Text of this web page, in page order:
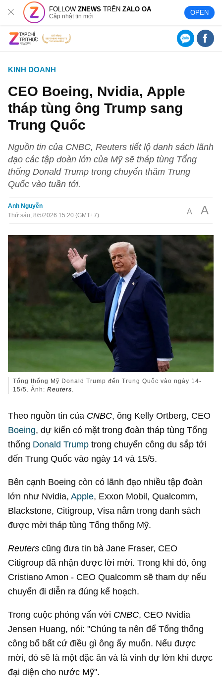
FOLLOWZNEWS TRÊNZALO OA
Cập nhật tin mới OPEN
KINH DOANH
CEO Boeing, Nvidia, Apple
tháp tùng ông Trump sang
Trung Quốc
Nguồn tin của CNBC, Reuters tiết lộ danh sách lãnh
đạo các tập đoàn lớn của Mỹ sẽ tháp tùng Tổng
thống Donald Trump trong chuyến thăm Trung
Quốc vào tuần tới.
Anh Nguyễn
Thứ sáu, 8/5/2026 15:20 (GMT+7)
A A
Tổng thống Mỹ Donald Trump đến Trung Quốc vào ngày 14-
15/5. Ảnh:Reuters.
Theo nguồn tin của CNBC, ông Kelly Ortberg, CEO
Boeing, dự kiến có mặt trong đoàn tháp tùng Tổng
thống Donald Trump trong chuyến công du sắp tới
đến Trung Quốc vào ngày 14 và 15/5.
Bên cạnh Boeing còn có lãnh đạo nhiều tập đoàn
lớn như Nvidia,Apple, Exxon Mobil, Qualcomm,
Blackstone, Citigroup, Visa nằm trong danh sách
được mời tháp tùng Tổng thống Mỹ.
Reuters cũng đưa tin bà Jane Fraser, CEO
Citigroup đã nhận được lời mời. Trong khi đó, ông
Cristiano Amon - CEO Qualcomm sẽ tham dự nếu
chuyến đi diễn ra đúng kế hoạch.
Trong cuộc phỏng vấn với CNBC, CEO Nvidia
Jensen Huang, nói: "Chúng ta nên để Tổng thống
công bố bất cứ điều gì ông ấy muốn. Nếu được
mời, đó sẽ là một đặc ân và là vinh dự lớn khi được
đại diện cho nước Mỹ".